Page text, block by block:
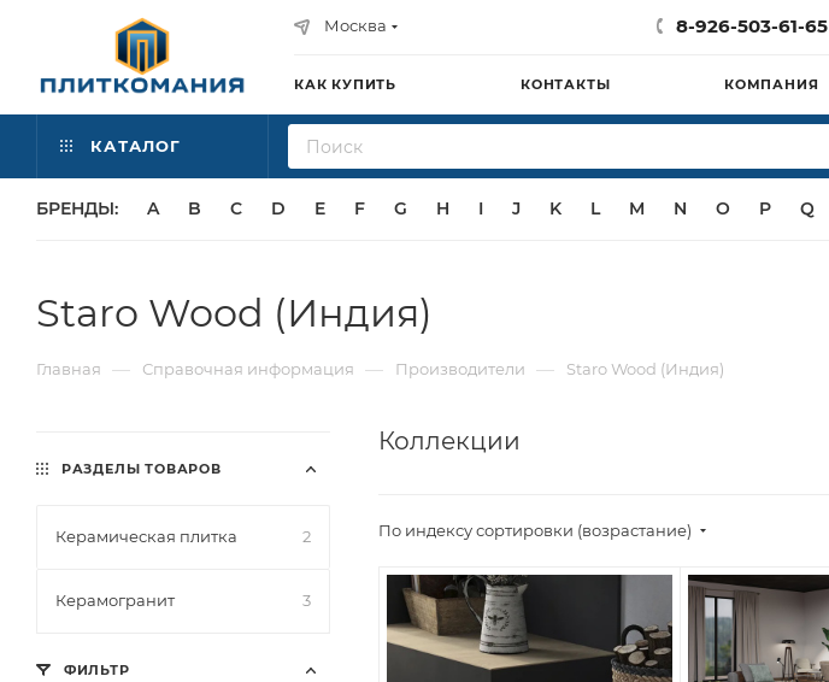
Москва 8-926-503-61-65
КАК КУПИТЬ КОНТАКТЫ КОМПАНИЯ
КАТАЛОГ
БРЕНДЫ: A B C D E F G H I J K L M N O P Q
Staro Wood (Индия)
Главная — Справочная информация — Производители — Staro Wood (Индия)
Коллекции
По индексу сортировки (возрастание)
РАЗДЕЛЫ ТОВАРОВ
Керамическая плитка 2
Керамогранит 3
ФИЛЬТР